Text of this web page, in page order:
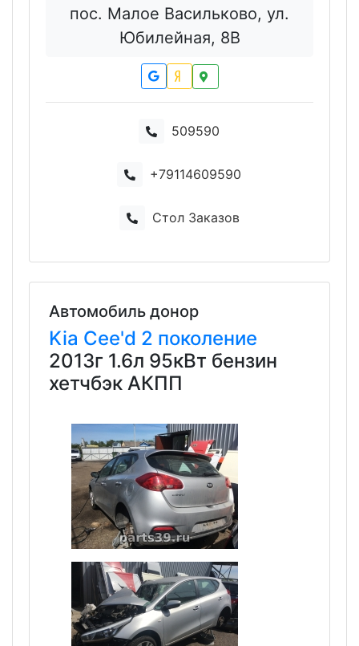
пос. Малое Васильково, ул.
Юбилейная, 8В
509590
+79114609590
Стол Заказов
Автомобиль донор
Kia Cee'd 2 поколение
2013г 1.6л 95кВт бензин
хетчбэк АКПП